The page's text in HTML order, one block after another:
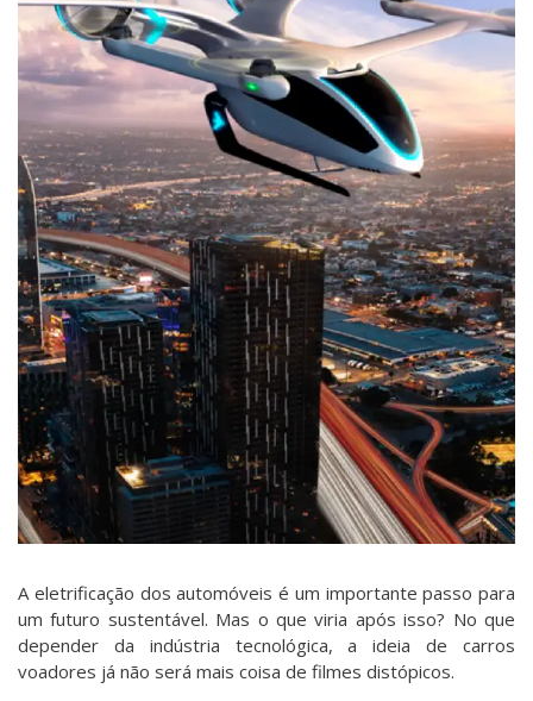
A eletrificação dos automóveis é um importante passo para
um futuro sustentável. Mas o que viria após isso? No que
depender da indústria tecnológica, a ideia de carros
voadores já não será mais coisa de filmes distópicos.